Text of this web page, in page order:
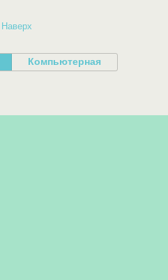
Наверх
Компьютерная